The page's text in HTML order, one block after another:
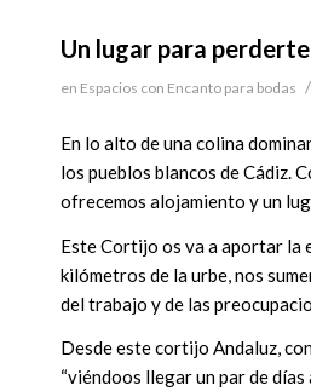
Un lugar para
en Espacios con Encanto para bodas /
En lo alto de una colina
los pueblos blancos de Cádiz.
ofrecemos alojamiento y un
Este Cortijo os va a aportar la
kilómetros de la urbe, nos
del trabajo y de las
Desde este cortijo Andaluz,
“viéndoos llegar un par de